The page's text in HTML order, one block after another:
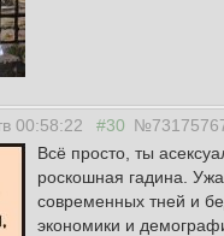
00:58:22 #30
Всё просто, ты
роскошная гадина.
современных тней и
экономики и